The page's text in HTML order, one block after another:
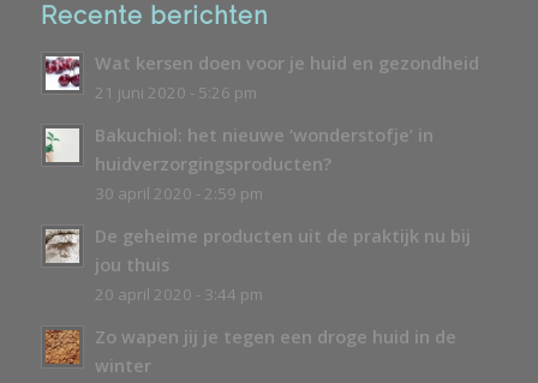
Recente berichten
Wat kersen doen voor je huid en gezondheid
21 juni 2020 - 5:26 pm
Bakuchiol: het nieuwe ‘wonderstofje’ in
huidverzorgingsproducten?
30 april 2020 - 2:59 pm
De geheime producten uit de praktijk nu bij
jou thuis
20 april 2020 - 3:44 pm
Zo wapen jij je tegen een droge huid in de
winter